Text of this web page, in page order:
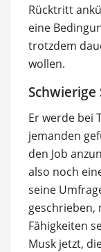
Rücktritt
eine
trotzdem
wollen.
Schwierige
Er werde bei
jemanden
den Job
also noch
seine
geschrieben,
Fähigkeiten
Musk jetzt,